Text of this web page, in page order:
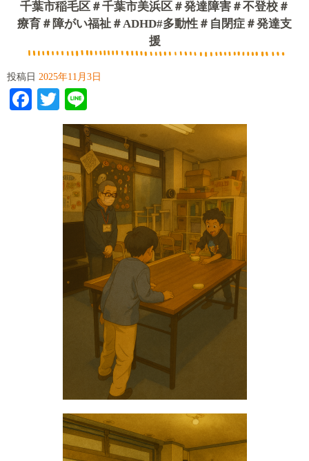
千葉市稲毛区＃千葉市美浜区＃発達障害＃不登校＃
療育＃障がい福祉＃ADHD#多動性＃自閉症＃発達支
援
投稿日 2025年11月3日
Facebook
Twitter